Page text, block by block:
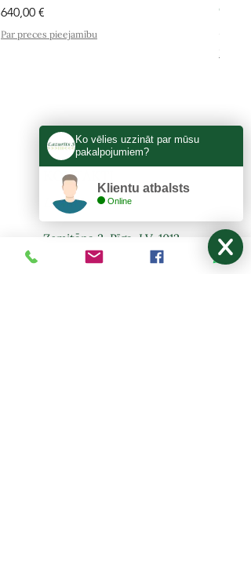
Cena
640,00 €
Par preces pieejamību 575,00
KONTAKTI
Lazurīts S, SIA
Zemitāna 3, Rīga, LV-1012
Ko vēlies uzzināt par mūsu
pakalpojumiem?
Klientu atbalsts
Online